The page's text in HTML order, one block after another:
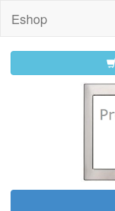
Eshop